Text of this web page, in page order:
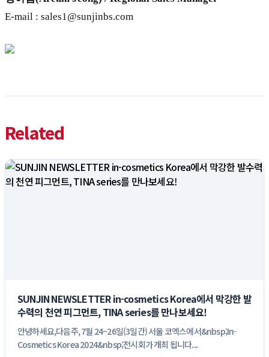
E-mail : sales1@sunjinbs.com
Related
SUNJIN NEWSLETTER in-cosmetics Korea에서 막강한 발
수력의 천연 피그먼트, TINA series를 만나보세요!
안녕하세요,다음주, 7월 24~26일(3일간) 서울 코엑스에서&nbsp;In-
Cosmetics Korea 2024&nbsp;전시회가 개최 됩니다...